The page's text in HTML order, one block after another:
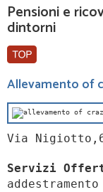
Pensioni e
dintorni
Allevamento of
Via
Servizi